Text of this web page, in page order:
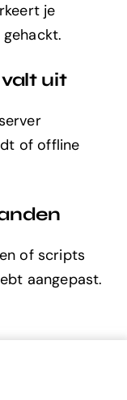
je
uit
of offline
of scripts
aangepast.